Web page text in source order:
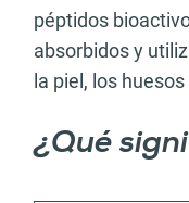
péptidos
absorbidos y
la piel, los
¿Qué